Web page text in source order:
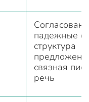
падежные
структура
связная
речь